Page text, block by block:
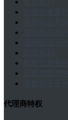
代理商特权